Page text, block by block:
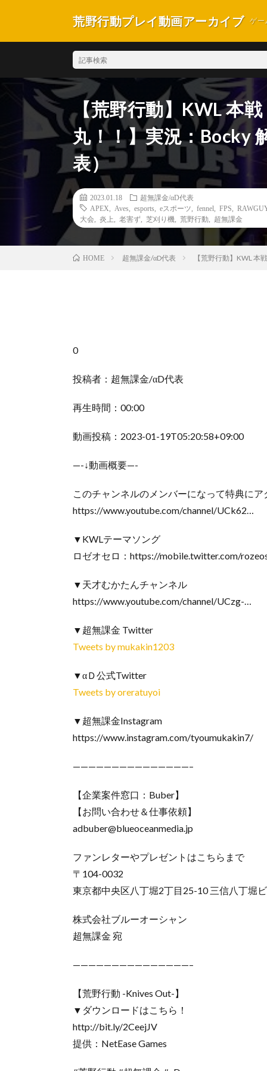
荒野行動プレイ動画アーカイブ ゲー
【荒野行動】KWL 本
丸！！】実況：Bocky
表）
2023.01.18
超無課金/αD代表
APEX
Aves esports eスポーツ fennel FPS
大会
炎上 老害ず 芝刈り機 荒野行動 超無課金
HOME 超無課金/αD代表 【荒野行動】KWL 本
0
投稿者：超無課金/αD代表
再生時間：00:00
動画投稿：2023-01-19T05:20:58+09:00
—-↓動画概要—-
このチャンネルのメンバーになって特典にア
https://www.youtube.com/channel/UCk62…
▼KWLテーマソング
ロゼオセロ：https://mobile.twitter.com/
▼天才むかたんチャンネル
https://www.youtube.com/channel/UCzg-…
▼超無課金 Twitter
Tweets by mukakin1203
▼αＤ公式Twitter
Tweets by oreratuyoi
▼超無課金Instagram
https://www.instagram.com/tyoumukakin7/
———————————————–
【企業案件窓口：Buber】
【お問い合わせ＆仕事依頼】
adbuber@blueoceanmedia.jp
ファンレターやプレゼントはこちらまで
〒104-0032
東京都中央区八丁堀2丁目25-10 三信八丁堀
株式会社ブルーオーシャン
超無課金 宛
———————————————–
【荒野行動 -Knives Out-】
▼ダウンロードはこちら！
http://bit.ly/2CeejJV
提供：NetEase Games